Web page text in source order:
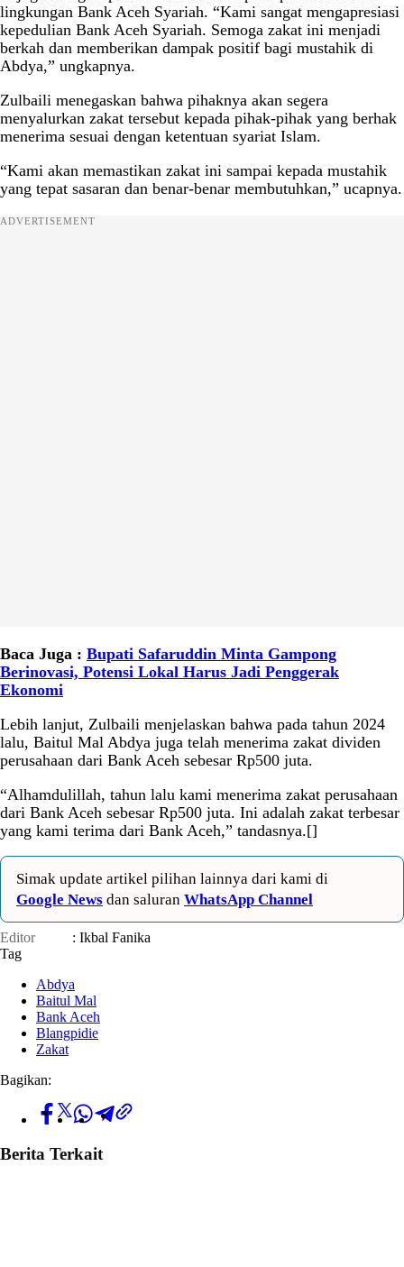
lingkungan Bank Aceh Syariah. “Kami sangat mengapresiasi
kepedulian Bank Aceh Syariah. Semoga zakat ini menjadi
berkah dan memberikan dampak positif bagi mustahik di
Abdya,” ungkapnya.
Zulbaili menegaskan bahwa pihaknya akan segera
menyalurkan zakat tersebut kepada pihak-pihak yang berhak
menerima sesuai dengan ketentuan syariat Islam.
“Kami akan memastikan zakat ini sampai kepada mustahik
yang tepat sasaran dan benar-benar membutuhkan,” ucapnya.
ADVERTISEMENT
Baca Juga : Bupati Safaruddin Minta Gampong
Berinovasi, Potensi Lokal Harus Jadi Penggerak
Ekonomi
Lebih lanjut, Zulbaili menjelaskan bahwa pada tahun 2024
lalu, Baitul Mal Abdya juga telah menerima zakat dividen
perusahaan dari Bank Aceh sebesar Rp500 juta.
“Alhamdulillah, tahun lalu kami menerima zakat perusahaan
dari Bank Aceh sebesar Rp500 juta. Ini adalah zakat terbesar
yang kami terima dari Bank Aceh,” tandasnya.[]
Simak update artikel pilihan lainnya dari kami di
Google News dan saluran WhatsApp Channel
Editor
: Ikbal Fanika
Tag
Abdya
Baitul Mal
Bank Aceh
Blangpidie
Zakat
Bagikan:
Berita Terkait